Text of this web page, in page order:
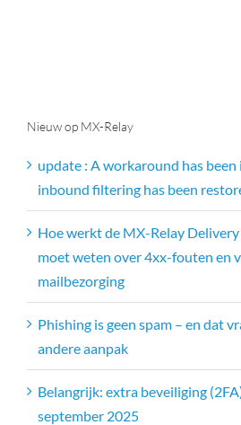
Nieuw op MX-Relay
update : A workaround has
inbound filtering has been
Hoe werkt de MX-Relay
moet weten over 4xx-fouten en
mailbezorging
Phishing is geen spam – en dat
andere aanpak
Belangrijk: extra beveiliging
september 2025